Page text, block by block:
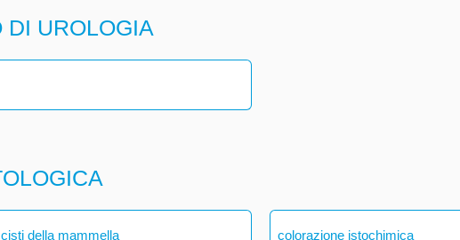
DI UROLOGIA
della mammella colorazione istochimica